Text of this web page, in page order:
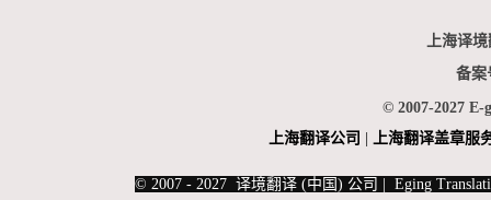
上海译
备案
© 2007-2027 E-
上海翻译公司 上海翻译盖章服
© 2007 - 2027 译境翻译 (中国) 公司 | Eging